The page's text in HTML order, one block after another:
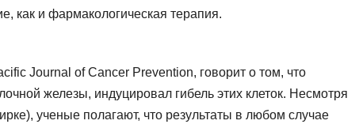
как и фармакологическая терапия.
Journal of Cancer Prevention, говорит о том, что
железы, индуцировал гибель этих клеток. Несмотря
ученые полагают, что результаты в любом случае